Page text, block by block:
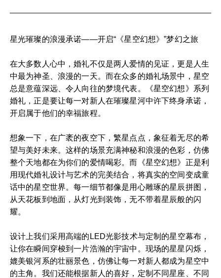
星光璀璨的浪漫承诺——开启“《星空幻想》”梦幻之旅
在大多数人心中，婚礼不仅是两人爱情的见证，更是人生
中最为神圣、浪漫的一天。而在众多的婚礼场景中，星空
总是意蕴深远、令人向往的梦境代表。《星空幻想》系列
婚礼，正是要让每一对新人在璀璨星河中许下终身承诺，
开启属于他们的幸福旅程。
想象一下，在广袤的夜空下，繁星点点，象征着无尽的希
望与美好未来。这样的场景充满神秘和浪漫的色彩，仿佛
整个天地都在为你们的爱情喝彩。而《星空幻想》正是利
用现代婚礼设计与艺术的完美结合，将真实的空间变成童
话中的星空世界。每一细节都像是用心雕琢的星辰拼图，
从天花板到地面，从灯光到装饰，无不带着星辰般的闪
耀。
设计上我们采用高端的LED光影技术与定制的星空幕布，
让你在瞬间穿梭到一片浩瀚的宇宙中。现场的星星闪烁，
媲美银河系的壮丽景色，仿佛让每一对新人都成为星空中
的主角。我们还能根据新人的喜好，定制不同星座、不同